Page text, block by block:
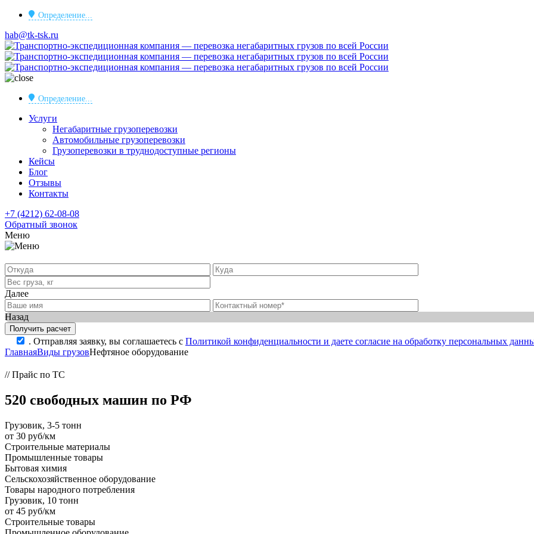
Определение...
hab@tk-tsk.ru
Определение...
Услуги
Негабаритные грузоперевозки
Автомобильные грузоперевозки
Грузоперевозки в труднодоступные регионы
Кейсы
Блог
Отзывы
Контакты
+7 (4212) 62-08-08
Обратный звонок
Меню
Далее
Назад
. Отправляя заявку, вы соглашаетесь с Политикой конфиденциальности и даете согласие на обработку персональных
ГлавнаяВиды грузовНефтяное оборудование
// Прайс по ТС
520 свободных машин по РФ
Грузовик, 3-5 тонн
от 30 руб/км
Строительные материалы
Промышленные товары
Бытовая химия
Сельскохозяйственное оборудование
Товары народного потребления
Грузовик, 10 тонн
от 45 руб/км
Строительные товары